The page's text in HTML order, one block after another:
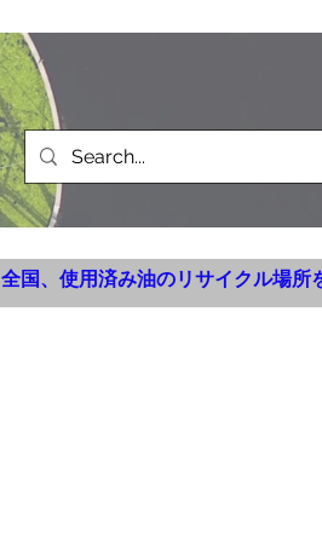
全国、使用済み油のリサイクル場所